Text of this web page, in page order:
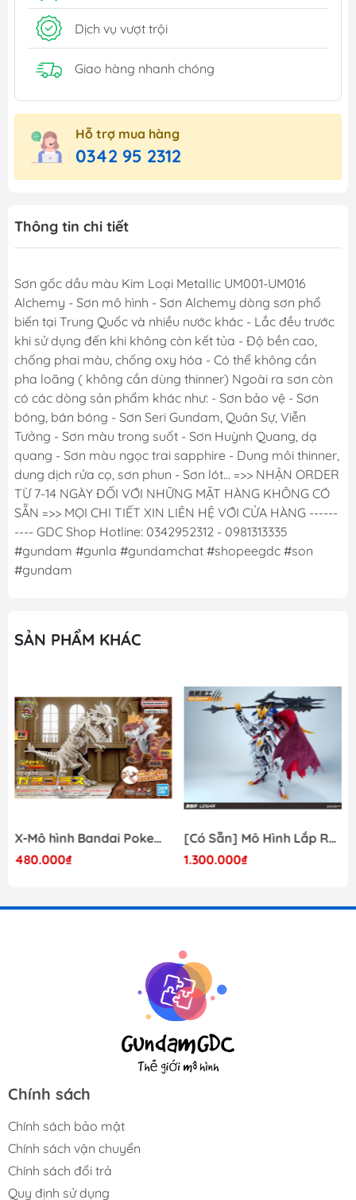
Dịch vụ vượt trội
Giao hàng nhanh chóng
Hỗ trợ mua hàng
0342 95 2312
Thông tin chi tiết
Sơn gốc dầu màu Kim Loại Metallic UM001-UM016
Alchemy - Sơn mô hình - Sơn Alchemy dòng sơn phổ
biến tại Trung Quốc và nhiều nước khác - Lắc đều trước
khi sử dụng đến khi không còn kết tủa - Độ bền cao,
chống phai màu, chống oxy hóa - Có thể không cần
pha loãng ( không cần dùng thinner) Ngoài ra sơn còn
có các dòng sản phẩm khác như: - Sơn bảo vệ - Sơn
bóng, bán bóng - Sơn Seri Gundam, Quân Sự, Viễn
Tưởng - Sơn màu trong suốt - Sơn Huỳnh Quang, dạ
quang - Sơn màu ngọc trai sapphire - Dung môi thinner,
dung dịch rửa cọ, sơn phun - Sơn lót... =>> NHẬN ORDER
TỪ 7-14 NGÀY ĐỐI VỚI NHỮNG MẶT HÀNG KHÔNG CÓ
SẴN =>> MỌI CHI TIẾT XIN LIÊN HỆ VỚI CỬA HÀNG ------
---- GDC Shop Hotline: 0342952312 - 0981313335
#gundam #gunla #gundamchat #shopeegdc #son
#gundam
SẢN PHẨM KHÁC
X-Mô hình Bandai Pokemon PLAMO COLLECTION Fossil Pokemon Series Tyrantrum
480.000₫
[Có Sẵn] Mô Hình Lắp Ráp 1/60 Barbatos Logar Wolf Remains Meavy Industries
1.300.000₫
Chính sách
Chính sách bảo mật
Chính sách vận chuyển
Chính sách đổi trả
Quy định sử dụng